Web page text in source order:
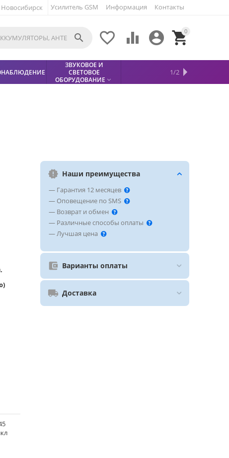
Усилитель GSM Информация Контакты
Новосибирск
0


 

ЗВУКОВОЕ И
СВЕТОВОЕ
ОБОРУДОВАНИЕ 
МЕТАЛЛОДЕТЕКТОР
СФИНКС (SPHINX)
БЕЗОПАСНОСТЬ
КИСЛОТНЫЕ
АККУМУЛЯТОРЫ
1/2
Наши преимущества
— Гарантия 12 месяцев
— Оповещение по SMS
— Возврат и обмен
— Различные способы оплаты
— Лучшая цена
Варианты оплаты
Доставка